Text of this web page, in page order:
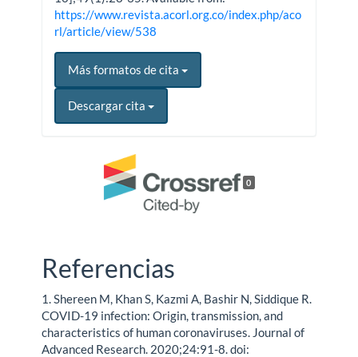
https://www.revista.acorl.org.co/index.php/aco
rl/article/view/538
Más formatos de cita
Descargar cita
0
Referencias
1. Shereen M, Khan S, Kazmi A, Bashir N, Siddique R.
COVID-19 infection: Origin, transmission, and
characteristics of human coronaviruses. Journal of
Advanced Research. 2020;24:91-8. doi: